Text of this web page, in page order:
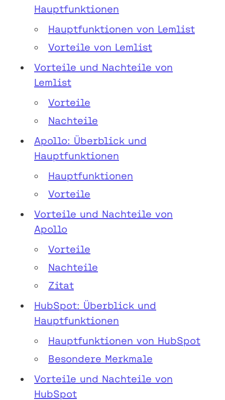
Hauptfunktionen
Hauptfunktionen von Lemlist
Vorteile von Lemlist
Vorteile und Nachteile von
Lemlist
Vorteile
Nachteile
Apollo: Überblick und
Hauptfunktionen
Hauptfunktionen
Vorteile
Vorteile und Nachteile von
Apollo
Vorteile
Nachteile
Zitat
HubSpot: Überblick und
Hauptfunktionen
Hauptfunktionen von HubSpot
Besondere Merkmale
Vorteile und Nachteile von
HubSpot